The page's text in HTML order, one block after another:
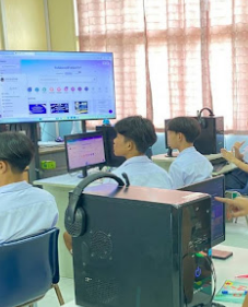
กิจได้ด้วยตนเอง
าจารย์ ดร.ยศชนัน วงศ์สวัสดิ์ รองนายกรั
รั้งในการเข้าร่วมงานมหกรรมท
องภาคตะวันออกเฉียงเหนือ
ายใต้คอนเซปต์ "LED Smart
คิดอัจฉริยะที่ช่วยเปลี่ยนเรื่องห
รื่องง่าย พร้อมมอบโอกาสการเ
ห้กับพี่น้องประชาชน
บคดี กระทรวงยุติธรรม ประกาศความ
รรมทางการเงินครั้งยิ่งใหญ่ของภาคตะ
2026 ภายใต้คอนเซปต์ "LED
ริยะที่ช่วยเปลี่ยนเรื่องหนี้ที่ซับซ้อนให้กล
ารเริ่มต้นใหม่ทางการเงินให้กับพี่น้องป
นอนตามสรีระ คืออะไร? ทำไม
ควรใช้ที่นอนแบบเดียวกัน
มสรีระ คืออะไร? ทำไมคนรูปร่างต่า